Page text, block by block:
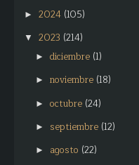
► 2024 (105)
▼ 2023 (214)
► diciembre (1)
► noviembre (18)
► octubre (24)
► septiembre (12)
► agosto (22)